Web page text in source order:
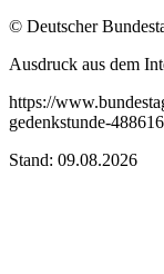
© Deutscher
Ausdruck aus dem
https://
gedenkstunde-488616
Stand: 09.08.2026